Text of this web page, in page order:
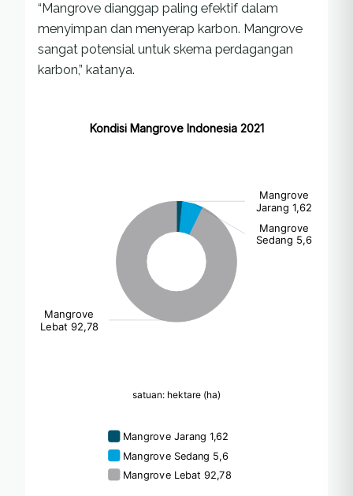
“Mangrove dianggap paling efektif dalam
menyimpan dan menyerap karbon. Mangrove
sangat potensial untuk skema perdagangan
karbon,” katanya.